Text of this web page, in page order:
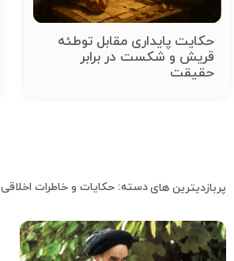
حکایت پایداری مقابل توطئه
قریش و شکست در برابر
حقیقت
پربازدیترین هایدسته: حکایات و خاطرات اخلاقی